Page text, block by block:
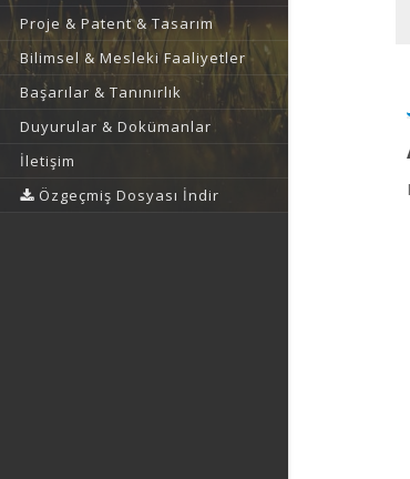
Proje & Patent & Tasarım
Bilimsel & Mesleki Faaliyetler
Başarılar & Tanınırlık
Duyurular & Dokümanlar
İletişim
Özgeçmiş Dosyası İndir